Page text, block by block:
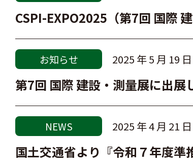
CSPI-EXPO2025（第7回 国際
お知らせ 2025 年 5 月 19 日
第7回 国際 建設・測量展に出展
NEWS 2025 年 4 月 21 日
国土交通省より『令和７年度準